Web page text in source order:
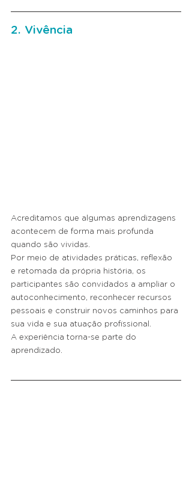
2. Vivência
Acreditamos que algumas aprendizagens
acontecem de forma mais profunda
quando são vividas.
Por meio de atividades práticas, reflexão
e retomada da própria história, os
participantes são convidados a ampliar o
autoconhecimento, reconhecer recursos
pessoais e construir novos caminhos para
sua vida e sua atuação profissional.
A experiência torna-se parte do
aprendizado.